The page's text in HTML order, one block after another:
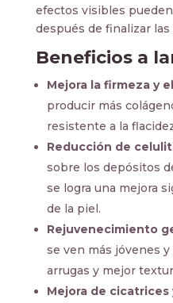
efectos visibles
después de finalizar las
Beneficios a
Mejora la firmeza y
producir más
resistente a la
Reducción de
sobre los depósitos
se logra una mejora
de la piel.
Rejuvenecimiento
se ven más jóvenes
arrugas y mejor
Mejora de cicatrices